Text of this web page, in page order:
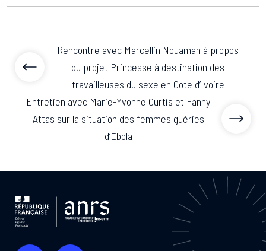
Rencontre avec Marcellin Nouaman à propos
du projet Princesse à destination des
travailleuses du sexe en Cote d’Ivoire
Entretien avec Marie-Yvonne Curtis et Fanny
Attas sur la situation des femmes guéries
d’Ebola